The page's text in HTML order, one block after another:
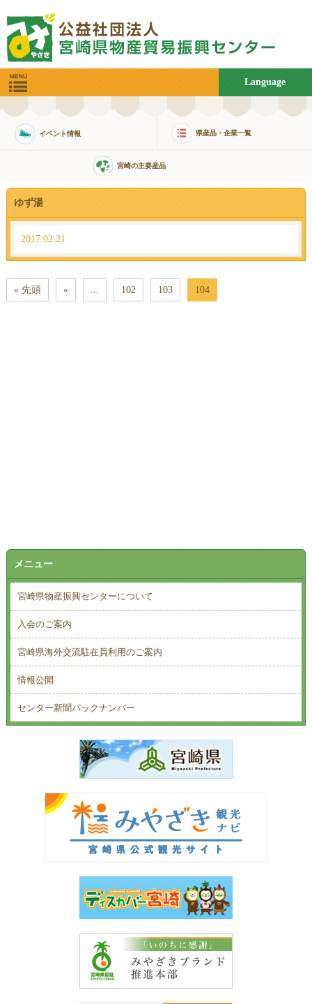
Language
イベント情報 県産品・企業一覧
宮崎の主要産品
ゆず湯
2017.02.21
« 先頭 « ... 102 103 104
メニュー
宮崎県物産振興センターについて
入会のご案内
宮崎県海外交流駐在員利用のご案内
情報公開
センター新聞バックナンバー